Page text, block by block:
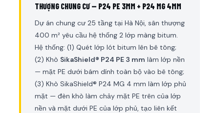
THƯỢNG CHUNG CƯ — P24 PE 3MM + P24 MG 4MM
Dự án chung cư 25 tầng tại Hà Nội, sân thượng
400 m² yêu cầu hệ thống 2 lớp màng bitum.
Hệ thống: (1) Quét lớp lót bitum lên bê tông;
(2) Khò SikaShield® P24 PE 3 mm làm lớp nền
— mặt PE dưới bám dính toàn bộ vào bê tông;
(3) Khò SikaShield® P24 MG 4 mm làm lớp phủ
mặt — đèn khò làm chảy mặt PE trên của lớp
nền và mặt dưới PE của lớp phủ, tạo liên kết